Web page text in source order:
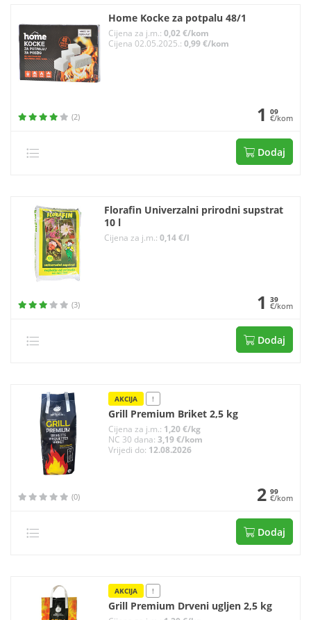
Home Kocke za potpalu 48/1
Cijena za j.m.: 0,02 €/kom
Cijena 02.05.2025.: 0,99 €/kom
(2) 1 09
€/kom
Dodaj
Florafin Univerzalni prirodni supstrat
10 l
Cijena za j.m.:0,14 €/l
(3) 1 39
€/kom
Dodaj
AKCIJA !
Grill Premium Briket 2,5 kg
Cijena za j.m.: 1,20 €/kg
NC 30 dana: 3,19 €/kom
Vrijedi do: 12.08.2026
(0) 2 99
€/kom
Dodaj
AKCIJA !
Grill Premium Drveni ugljen 2,5 kg